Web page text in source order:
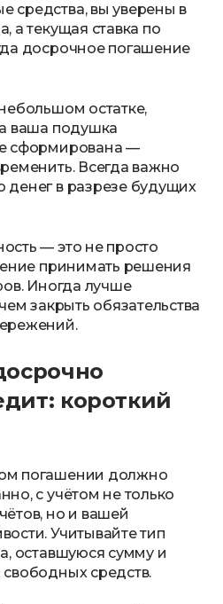
средства, вы уверены в
а текущая ставка по
досрочное погашение
остатке,
ваша подушка
сформирована —
Всегда важно
денег в разрезе будущих
— это не просто
принимать решения
Иногда лучше
закрыть обязательства
короткий
погашении должно
с учётом не только
но и вашей
Учитывайте тип
оставшуюся сумму и
средств.